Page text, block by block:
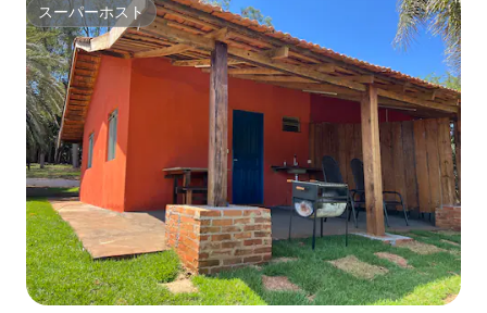
スーパーホスト
スーパーホスト